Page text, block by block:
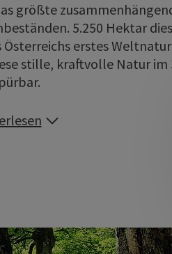
größte
5.250 Hektar
erstes
stille, kraftvolle Natur im